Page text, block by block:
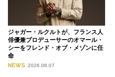
ジャガー・ルクルトが、フランス人
俳優兼プロデューサーのオマール・
シーをフレンド・オブ・メゾンに任
命
NEWS 2026.08.07